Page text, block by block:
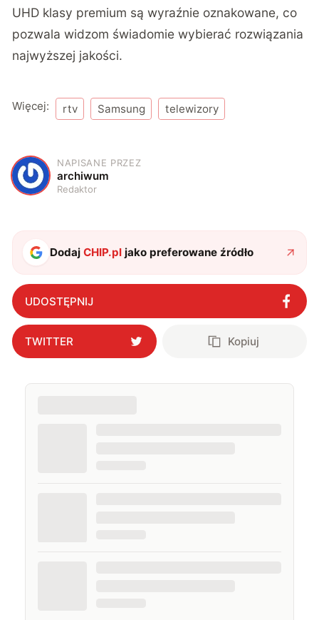
UHD klasy premium są wyraźnie oznakowane, co
pozwala widzom świadomie wybierać rozwiązania
najwyższej jakości.
Więcej: rtv Samsung telewizory
A
NAPISANE PRZEZ
archiwum
Redaktor
DodajCHIP.pl jako preferowane źródło
UDOSTĘPNIJ
TWITTER Kopiuj